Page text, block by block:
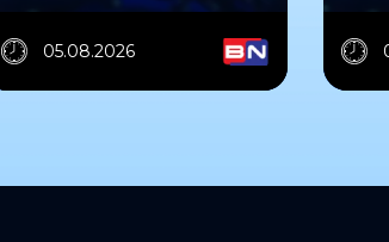
05.08.2026